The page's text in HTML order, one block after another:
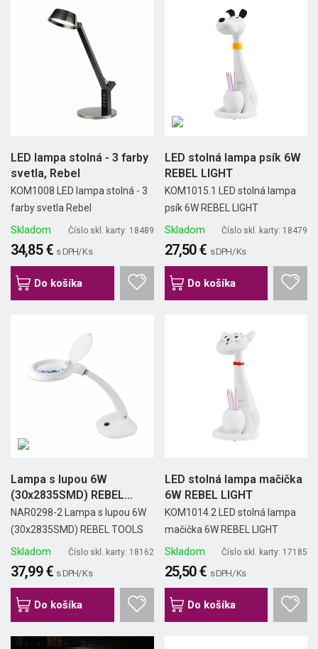
LED lampa stolná - 3 farby
svetla, Rebel
KOM1008 LED lampa stolná - 3
farby svetla Rebel
Skladom Číslo skl. karty: 18489
34,85 € s DPH/ Ks
Do košíka
LED stolná lampa psík 6W
REBEL LIGHT
KOM1015.1 LED stolná lampa
psík 6W REBEL LIGHT
Skladom Číslo skl. karty: 18479
27,50 € s DPH/ Ks
Do košíka
Lampa s lupou 6W
(30x2835SMD) REBEL
TOOLS
NAR0298-2 Lampa s lupou 6W
(30x2835SMD) REBEL TOOLS
Skladom Číslo skl. karty: 18162
37,99 € s DPH/ Ks
Do košíka
LED stolná lampa mačička
6W REBEL LIGHT
KOM1014.2 LED stolná lampa
mačička 6W REBEL LIGHT
Skladom Číslo skl. karty: 17185
25,50 € s DPH/ Ks
Do košíka